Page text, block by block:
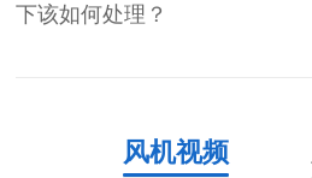
下该如何处理？
风机视频